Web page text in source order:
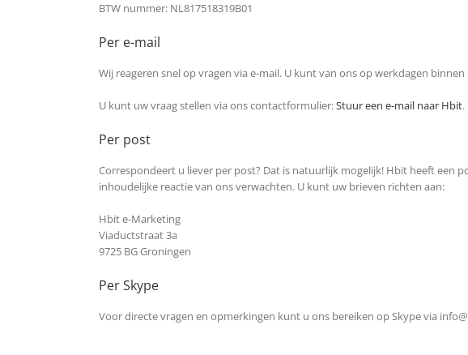
BTW nummer: NL817518319B01
Per e-mail
Wij reageren snel op vragen via e-mail. U kunt van ons op werkdagen
U kunt uw vraag stellen via ons contactformulier:Stuur een e-mail naar Hbit.
Per post
Correspondeert u liever per post? Dat is natuurlijk mogelijk! Hbit heeft een
inhoudelijke reactie van ons verwachten. U kunt uw brieven richten aan:
Hbit e-Marketing
Viaductstraat 3a
9725 BG Groningen
Per Skype
Voor directe vragen en opmerkingen kunt u ons bereiken op Skype via